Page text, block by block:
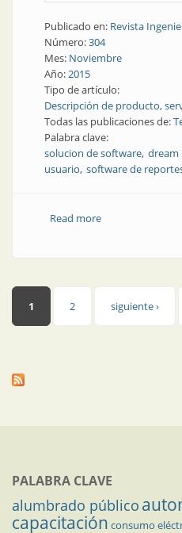
Publicado en: Revista
Número:304
Mes: Noviembre
Año:2015
Tipo de artículo:
Descripción de producto,
Todas las publicaciones de:
Palabra clave:
solucion de software
usuario software de
Read moreabout Producto |
Páginas
1 2 siguiente ›
PALABRA CLAVE
alumbrado público
capacitación consumo